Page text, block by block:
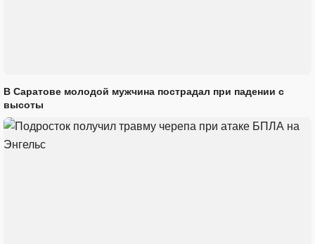
В Саратове молодой мужчина пострадал при падении с
высоты